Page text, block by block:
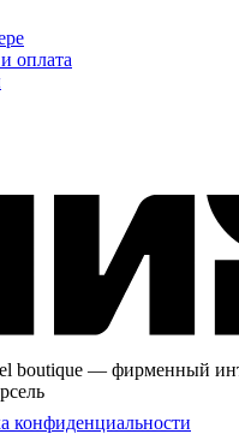
оплата
boutique — фирменный
конфиденциальности